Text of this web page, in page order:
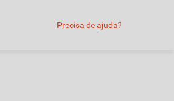
Precisa de ajuda?